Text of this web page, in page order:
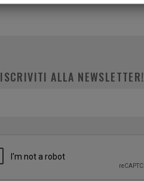
ISCRIVITI ALLA NEWSLETTER!